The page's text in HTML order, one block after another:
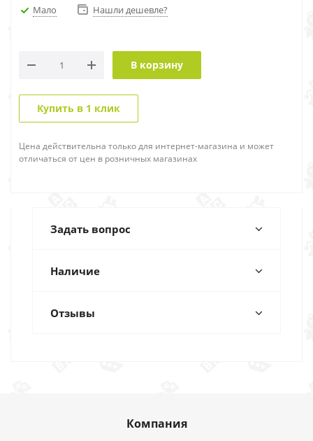
Мало Нашли дешевле?
В корзину
Купить в 1 клик
Цена действительна только для интернет-магазина и может
отличаться от цен в розничных магазинах
Задать вопрос
Наличие
Отзывы
Компания